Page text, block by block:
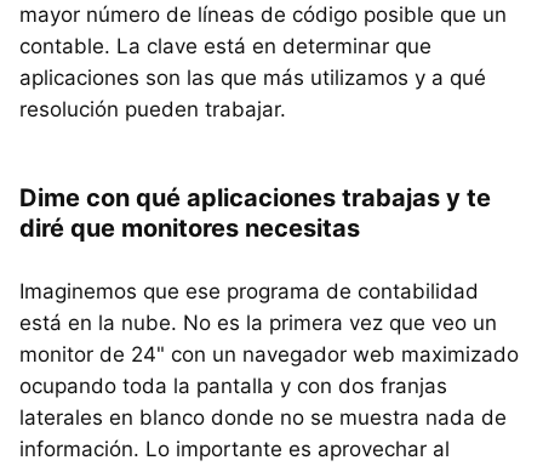
mayor número de líneas de código posible que un
contable. La clave está en determinar que
aplicaciones son las que más utilizamos y a qué
resolución pueden trabajar.
Dime con qué aplicaciones trabajas y te
diré que monitores necesitas
Imaginemos que ese programa de contabilidad
está en la nube. No es la primera vez que veo un
monitor de 24" con un navegador web maximizado
ocupando toda la pantalla y con dos franjas
laterales en blanco donde no se muestra nada de
información. Lo importante es aprovechar al